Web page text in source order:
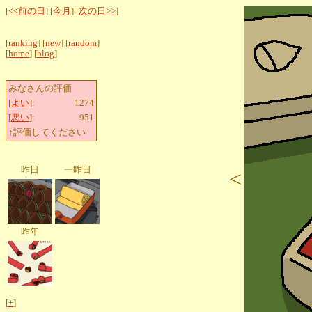
[<<前の日 ] [今月 ] [次の日>>]
[ranking] [new] [random]
[home] [blog]
みなさんの評価
[よい]:
1274
[悪い]:
951
↑評価してください
昨日 一昨日
昨年
[+]
<